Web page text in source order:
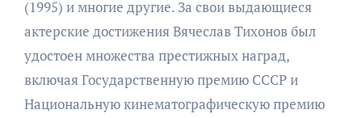
(1995) и многие другие. За свои выдающиеся
актерские достижения Вячеслав Тихонов был
удостоен множества престижных наград,
включая Государственную премию СССР и
Национальную кинематографическую премию